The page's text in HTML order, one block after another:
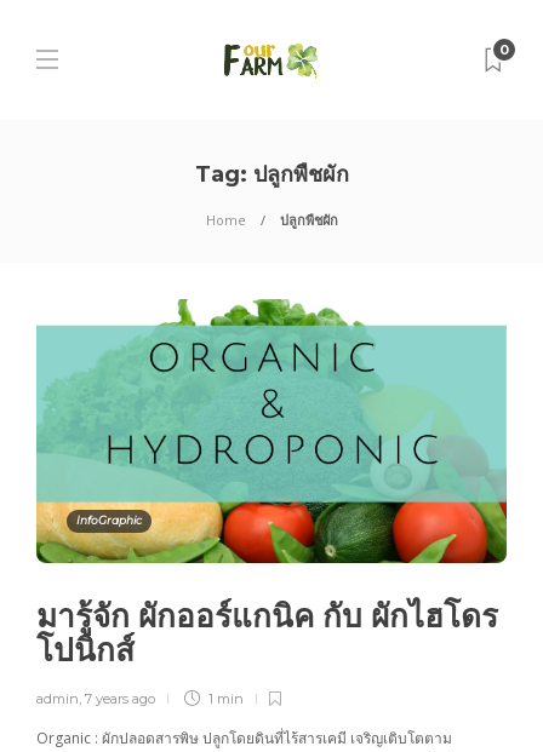
0
Tag: ปลูกพืชผัก
Home ปลูกพืชผัก
InfoGraphic
มารู้จัก ผักออร์แกนิค กับ ผักไฮโดร
โปนิกส์
admin, 7 years ago 1 min
Organic : ผักปลอดสารพิษ ปลูกโดยดินที่ไร้สารเคมี เจริญเติบโตตาม